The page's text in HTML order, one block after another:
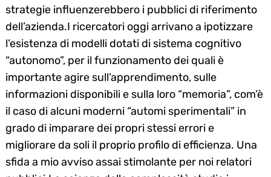
strategie influenzerebbero i pubblici di riferimento
dell’azienda.I ricercatori oggi arrivano a ipotizzare
l’esistenza di modelli dotati di sistema cognitivo
“autonomo”, per il funzionamento dei quali è
importante agire sull’apprendimento, sulle
informazioni disponibili e sulla loro “memoria”, com’è
il caso di alcuni moderni “automi sperimentali” in
grado di imparare dei propri stessi errori e
migliorare da soli il proprio profilo di efficienza. Una
sfida a mio avviso assai stimolante per noi relatori